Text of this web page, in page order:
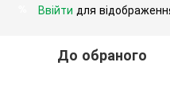
Ввійти для
До обраного